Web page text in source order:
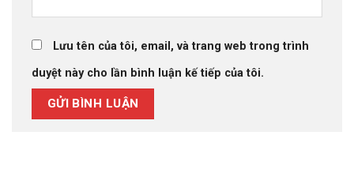
Lưu tên của tôi, email, và trang web trong trình
duyệt này cho lần bình luận kế tiếp của tôi.